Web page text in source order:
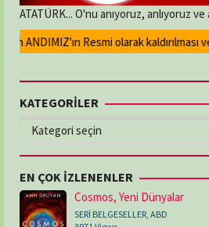
ATATÜRK... O'nu anıyoruz, anlıyoruz
ANDIMIZ'ın Resmi olarak kaldırılması
KATEGORİLER
KATEGORİLER
EN ÇOK İZLENENLER
Cosmos, Yeni Dünyalar
SERİ BELGESELLER, ABD